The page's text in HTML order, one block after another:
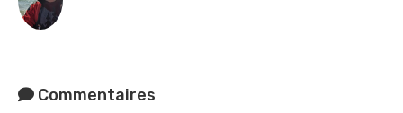
Commentaires